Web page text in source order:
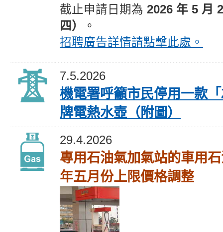
截止申請 日期為 2026 年 5 月
四）
。
招聘廣告詳情請點擊此處。
7.5.2026
機電署呼籲市民停用一款
牌電熱水壺（附圖）
29.4.2026
專用石油氣加氣站的車用
年五月份上限價格調整